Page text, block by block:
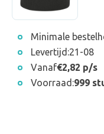
Minimale
Levertijd:21-08
Vanaf€2,82 p/s
Voorraad:999